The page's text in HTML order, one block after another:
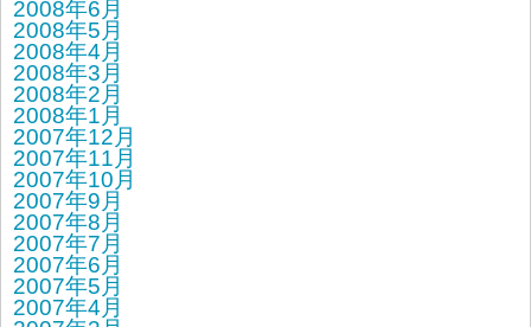
2008年6月
2008年5月
2008年4月
2008年3月
2008年2月
2008年1月
2007年12月
2007年11月
2007年10月
2007年9月
2007年8月
2007年7月
2007年6月
2007年5月
2007年4月